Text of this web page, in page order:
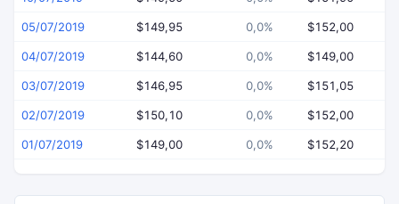
05/07/2019 $149,95 0,0% $152,00
04/07/2019 $144,60 0,0% $149,00
03/07/2019 $146,95 0,0% $151,05
02/07/2019 $150,10 0,0% $152,00
01/07/2019 $149,00 0,0% $152,20